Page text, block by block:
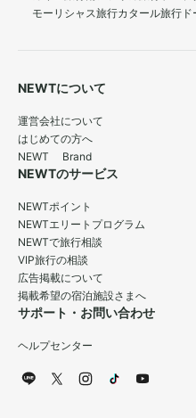
モーリシャス旅行カタール旅行
NEWTについて
運営会社について
はじめての方へ
NEWT Brand
NEWTのサービス
NEWTポイント
NEWTエリートプログラム
NEWTで旅行相談
VIP旅行の相談
広告掲載について
掲載希望の宿泊施設さまへ
サポート・お問い合わせ
ヘルプセンター